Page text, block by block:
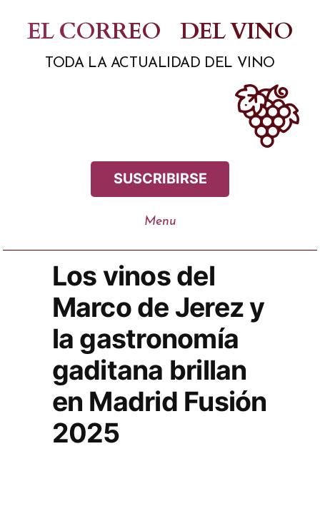
contenido
EL CORREO DEL VINO
TODA LA ACTUALIDAD DEL VINO
SUSCRIBIRSE
Los vinos del
Marco de Jerez y
la gastronomía
gaditana brillan
en Madrid Fusión
2025